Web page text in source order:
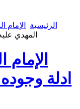
الرئيسية
المهدي
ادلة